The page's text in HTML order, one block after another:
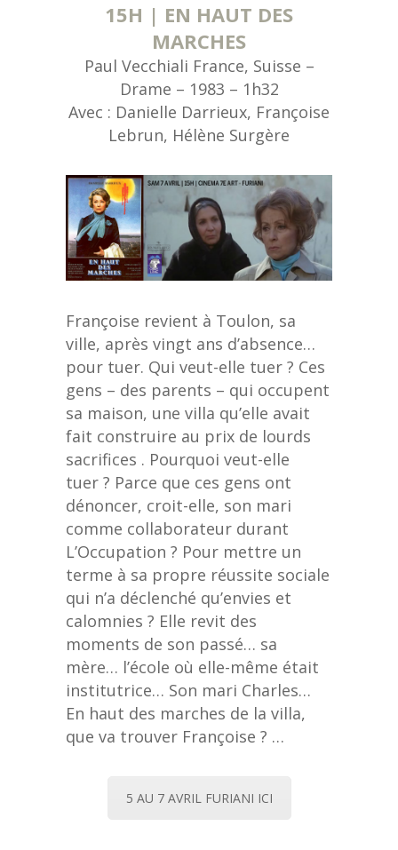
15H | EN HAUT DES
MARCHES
Paul Vecchiali France, Suisse –
Drame – 1983 – 1h32
Avec : Danielle Darrieux, Françoise
Lebrun, Hélène Surgère
Françoise revient à Toulon, sa
ville, après vingt ans d’absence…
pour tuer. Qui veut-elle tuer ? Ces
gens – des parents – qui occupent
sa maison, une villa qu’elle avait
fait construire au prix de lourds
sacrifices . Pourquoi veut-elle
tuer ? Parce que ces gens ont
dénoncer, croit-elle, son mari
comme collaborateur durant
L’Occupation ? Pour mettre un
terme à sa propre réussite sociale
qui n’a déclenché qu’envies et
calomnies ? Elle revit des
moments de son passé… sa
mère… l’école où elle-même était
institutrice… Son mari Charles…
En haut des marches de la villa,
que va trouver Françoise ? …
5 AU 7 AVRIL FURIANI ICI